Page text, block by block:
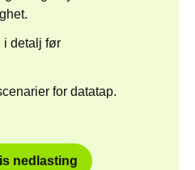
i detalj før
for datatap.
nedlasting